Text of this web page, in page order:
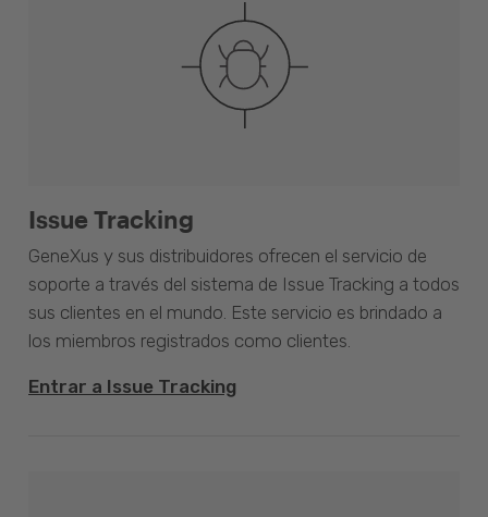
Issue Tracking
GeneXus y sus distribuidores ofrecen el servicio de
soporte a través del sistema de Issue Tracking a todos
sus clientes en el mundo. Este servicio es brindado a
los miembros registrados como clientes.
Entrar a Issue Tracking